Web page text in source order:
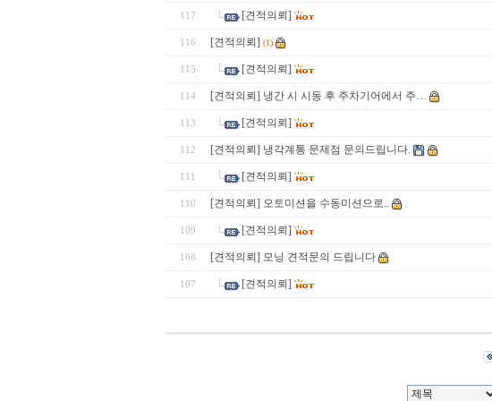
117 [견적의뢰]
116 [견적의뢰] (1)
115 [견적의뢰]
114 [견적의뢰] 냉간 시 시동 후 주차기어에서 주…
113 [견적의뢰]
112 [견적의뢰] 냉각계통 문제점 문의드립니다.
111 [견적의뢰]
110 [견적의뢰] 오토미션을 수동미션으로..
109 [견적의뢰]
108 [견적의뢰] 모닝 견적문의 드립니다
107 [견적의뢰]